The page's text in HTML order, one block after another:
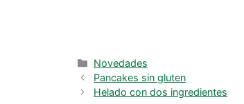
Categorías
Novedades
Pancakes sin gluten
Helado con dos ingredientes